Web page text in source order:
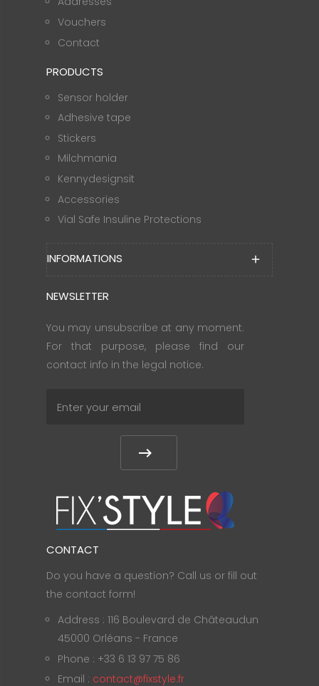
Vouchers
Contact
PRODUCTS
Sensor holder
Adhesive tape
Stickers
Milchmania
Kennydesignsit
Accessories
Vial Safe Insuline Protections
INFORMATIONS add
NEWSLETTER
You may unsubscribe at any moment.
For that purpose, please find our
contact info in the legal notice.
CONTACT
Do you have a question? Call us or fill out
the contact form!
Address : 116 Boulevard de Châteaudun
45000 Orléans - France
Phone : +33 6 13 97 75 86
Email : contact@fixstyle.fr